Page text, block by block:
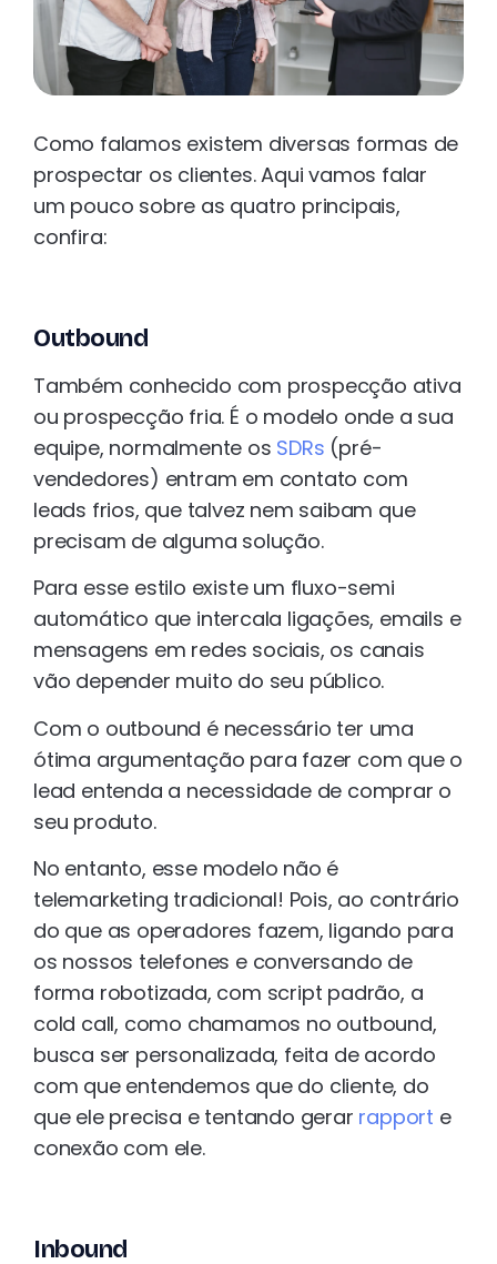
Como falamos existem diversas formas de
prospectar os clientes. Aqui vamos falar
um pouco sobre as quatro principais,
confira:
Outbound
Também conhecido com prospecção ativa
ou prospecção fria. É o modelo onde a sua
equipe, normalmente os SDRs (pré-
vendedores) entram em contato com
leads frios, que talvez nem saibam que
precisam de alguma solução.
Para esse estilo existe um fluxo-semi
automático que intercala ligações, emails e
mensagens em redes sociais, os canais
vão depender muito do seu público.
Com o outbound é necessário ter uma
ótima argumentação para fazer com que o
lead entenda a necessidade de comprar o
seu produto.
No entanto, esse modelo não é
telemarketing tradicional! Pois, ao contrário
do que as operadores fazem, ligando para
os nossos telefones e conversando de
forma robotizada, com script padrão, a
cold call, como chamamos no outbound,
busca ser personalizada, feita de acordo
com que entendemos que do cliente, do
que ele precisa e tentando gerar rapport e
conexão com ele.
Inbound